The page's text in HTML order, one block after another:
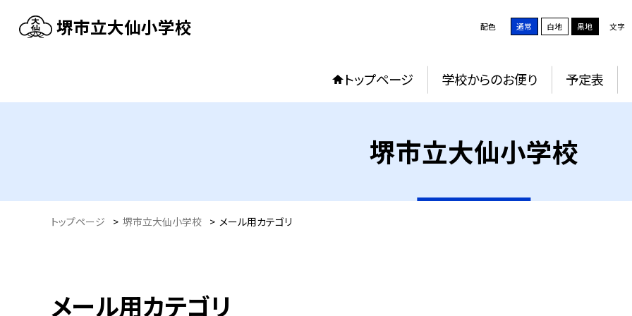
堺市立大仙小学校 配色 通常 白地 黒地 文字
トップページ 学校からのお便り 予定表
堺市立大仙小学校
トップページ > 堺市立大仙小学校 > メール用カテゴリ
メール用カテゴリ